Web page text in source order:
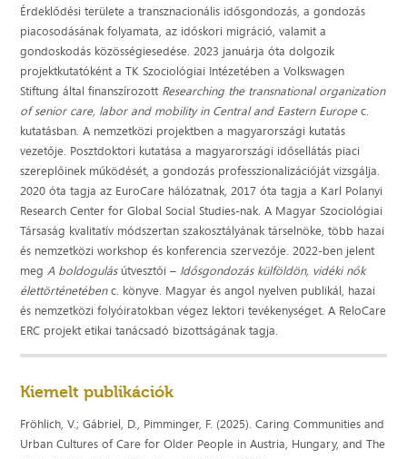
Érdeklődési területe a transznacionális idősgondozás, a gondozás
piacosodásának folyamata, az időskori migráció, valamit a
gondoskodás közösségiesedése. 2023 januárja óta dolgozik
projektkutatóként a TK Szociológiai Intézetében a Volkswagen
Stiftung által finanszírozott Researching the transnational organization
of senior care, labor and mobility in Central and Eastern Europec.
kutatásban. A nemzetközi projektben a magyarországi kutatás
vezetője. Posztdoktori kutatása a magyarországi idősellátás piaci
szereplőinek működését, a gondozás professzionalizációját vizsgálja.
2020 óta tagja az EuroCare hálózatnak, 2017 óta tagja a Karl Polanyi
Research Center for Global Social Studies-nak. A Magyar Szociológiai
Társaság kvalitatív módszertan szakosztályának társelnöke, több hazai
és nemzetközi workshop és konferencia szervezője. 2022-ben jelent
megA boldogulás útvesztői – Idősgondozás külföldön, vidéki nők
élettörténetébenc. könyve. Magyar és angol nyelven publikál, hazai
és nemzetközi folyóiratokban végez lektori tevékenységet. A ReloCare
ERC projekt etikai tanácsadó bizottságának tagja.
Kiemelt publikációk
Fröhlich, V.; Gábriel, D., Pimminger, F. (2025). Caring Communities and
Urban Cultures of Care for Older People in Austria, Hungary, and The